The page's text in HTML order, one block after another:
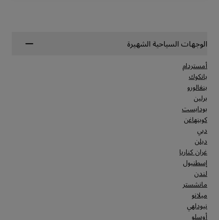
الوجهات السياحية الشهيرة
أمستردام
بانكوك
بنغالورو
برلين
بودابست
كوبنهاغن
دبي
دبلن
غران كناريا
إسطنبول
لندن
مانشستر
ميلانو
نيودلهي
أوسلو